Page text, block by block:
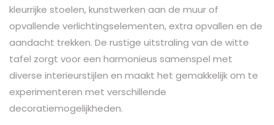
kleurrijke stoelen, kunstwerken aan de muur of
opvallende verlichtingselementen, extra opvallen en de
aandacht trekken. De rustige uitstraling van de witte
tafel zorgt voor een harmonieus samenspel met
diverse interieurstijlen en maakt het gemakkelijk om te
experimenteren met verschillende
decoratiemogelijkheden.